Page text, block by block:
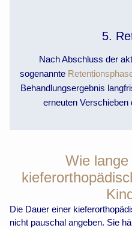
5.
Nach Abschluss der
sogenannte
Behandlungsergebnis
erneuten Verschieben
Wie
Die Dauer einer
nicht pauschal angeben. Sie